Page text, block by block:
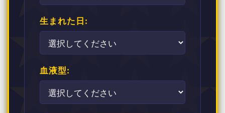
生まれた日:
血液型: